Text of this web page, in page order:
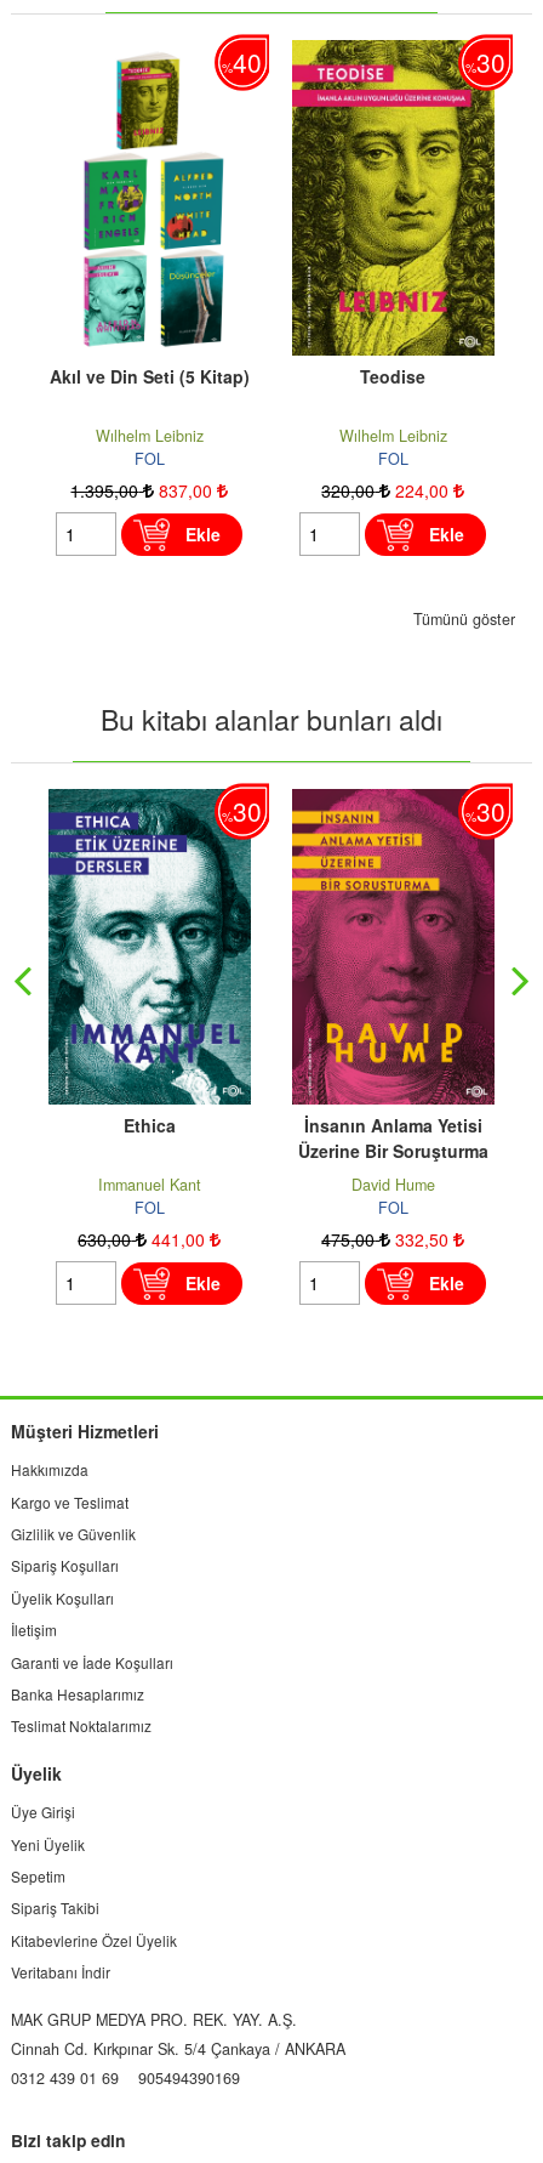
%40
Akıl ve Din Seti (5 Kitap)
Wılhelm Leibniz
FOL
1.395,00 837,00
Ekle
%30
Teodise
Wılhelm Leibniz
FOL
320,00 224,00
Ekle
Tümünü göster
Bu kitabı alanlar bunları aldı
%30
Immanuel Kant
441,00
Ekle
%30
İnsanın Anlama Yetisi
Üzerine Bir Soruşturma
David Hume
332,50
Ekle
Müşteri Hizmetleri
Hakkımızda
Kargo ve Teslimat
Gizlilik ve Güvenlik
Sipariş Koşulları
Üyelik Koşulları
İletişim
Garanti ve İade Koşulları
Banka Hesaplarımız
Teslimat Noktalarımız
Üyelik
Üye Girişi
Yeni Üyelik
Sepetim
Sipariş Takibi
Kitabevlerine Özel Üyelik
Veritabanı İndir
MAK GRUP MEDYA PRO. REK. YAY. A.Ş.
Cinnah Cd. Kırkpınar Sk. 5/4 Çankaya / ANKARA
0312 439 01 69
905494390169
Bizi takip edin